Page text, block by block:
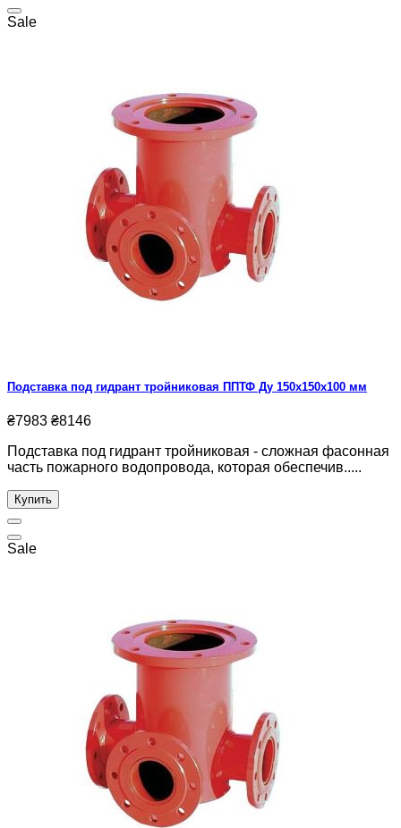
Sale
Подставка под гидрант тройниковая ППТФ Ду 150х150х100 мм
₴7983 ₴8146
Подставка под гидрант тройниковая - сложная фасонная
часть пожарного водопровода, которая обеспечив.....
Купить
Sale